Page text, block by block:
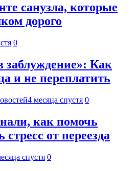
санузла, которые
дорого
0
заблуждение»: Как
и не переплатить
4 месяца спустя 0
как помочь
стресс от переезда
спустя 0